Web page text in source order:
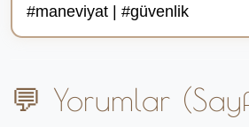
#maneviyat | #güvenlik
💬 Yorumlar